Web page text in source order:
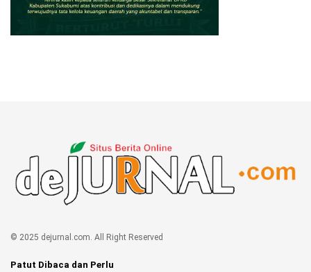
© 2025 dejurnal.com. All Right Reserved
Patut Dibaca dan Perlu